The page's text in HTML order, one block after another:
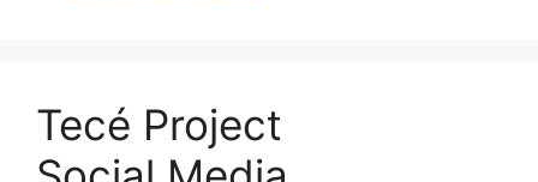
Tecé Project